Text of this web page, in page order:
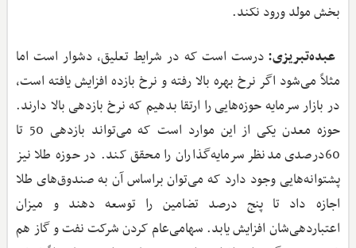
بخش مولد ورود نکند.
عبده‌تبریزی: درست است که در شرایط تعلیق، دشوار است اما
مثلاً می‌شود اگر نرخ بهره بالا رفته و نرخ بازده افزایش یافته است،
در بازار سرمایه حوزه‌هایی را ارتقا بدهیم که نرخ بازدهی بالا دارند.
حوزه معدن یکی از این موارد است که می‌تواند بازدهی 50 تا
60درصدی مدنظر سرمایه‌گذاران را محقق کند. در حوزه طلا نیز
پشتوانه‌هایی وجود دارد که می‌توان براساس آن به صندوق‌های طلا
اجازه داد تا پنج درصد تضامین را توسعه دهند و میزان
اعتباردهی‌شان افزایش یابد. سهامی‌عام کردن شرکت نفت و گاز هم